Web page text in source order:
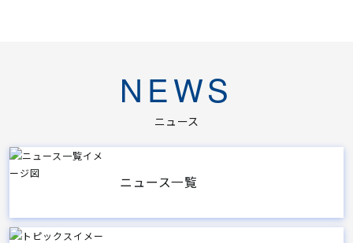
NEWS
ニュース
ニュース一覧